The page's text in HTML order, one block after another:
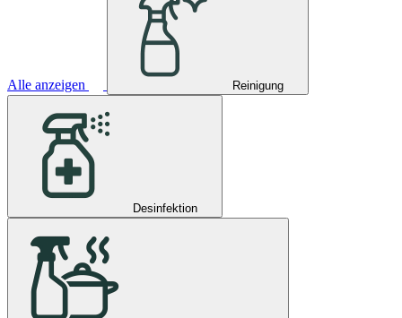
Alle anzeigen Reinigung
Desinfektion